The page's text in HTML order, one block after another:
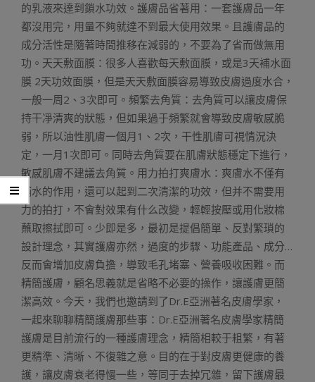
的乳液來達到鎖水功效。護膚品省著用：一套護膚品一年
都沒用完，用量不夠就達不到最大使用效果。且護膚品的
成分活性是隨著時間推移在減弱的，不要為了省而做無用
功。天天敷面膜：很多人喜歡每天敷面膜，或是3天補水面
膜 2天功效面膜，但是天天敷面膜容易導致皮膚過度水合，
一般一周2、3次即可。頻繁去角質：去角質可以讓皮膚保
持干凈清爽的狀態，但如果過于頻繁就會導致皮膚敏感脆
弱，所以油性肌膚一個月1、2次，干性肌膚可視情況決
定，一月1次即可。同時去角質要在肌膚狀態穩定下進行，
敏感肌膚不建議去角質。用力拍打爽膚水：爽膚水不僅有
補水的作用，還可以起到二次清潔的功效，但并不需要用
力的拍打，不會對效果有什么改變，輕輕按壓或用化妝棉
蘸取擦拭即可。少即是多，最初是提倡簡單、反對繁瑣的
設計理念，其實護膚亦然，過度的步驟、功能產品、成分…
反而會增加皮膚負擔，導致毛孔堵塞、營養吸收困難。而
精簡護膚，顧名思義就是省略不必要的操作，讓護膚更簡
潔高效。今天，我們也邀請到了Dr.E亞洲著名皮膚學家，
一起來聊聊精簡護膚那些事：Dr.E亞洲著名皮膚學家精簡
護膚是目前流行的一種護膚理念，精簡相較于粗繁，有著
更精準、清晰、不復雜之意。目的在于對皮膚更健康的養
護，讓皮膚衰老得慢一些，等同于去掉冗雜，留下護膚最